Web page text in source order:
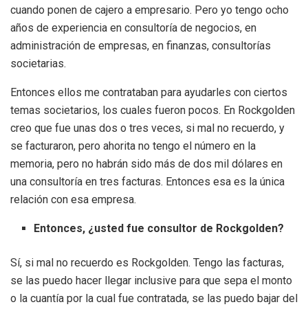
cuando ponen de cajero a empresario. Pero yo tengo ocho
años de experiencia en consultoría de negocios, en
administración de empresas, en finanzas, consultorías
societarias.
Entonces ellos me contrataban para ayudarles con ciertos
temas societarios, los cuales fueron pocos. En Rockgolden
creo que fue unas dos o tres veces, si mal no recuerdo, y
se facturaron, pero ahorita no tengo el número en la
memoria, pero no habrán sido más de dos mil dólares en
una consultoría en tres facturas. Entonces esa es la única
relación con esa empresa.
Entonces, ¿usted fue consultor de Rockgolden?
Sí, si mal no recuerdo es Rockgolden. Tengo las facturas,
se las puedo hacer llegar inclusive para que sepa el monto
o la cuantía por la cual fue contratada, se las puedo bajar del